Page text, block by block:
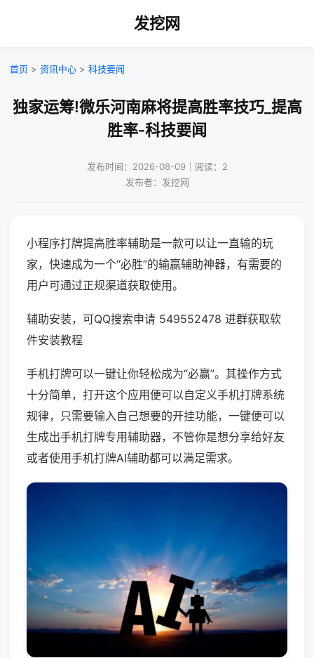
发挖网
首页 > 资讯中心 > 科技要闻
独家运筹!微乐河南麻将提高胜率技巧_提高
胜率-科技要闻
发布时间：2026-08-09｜阅读：2
发布者：发挖网
小程序打牌提高胜率辅助是一款可以让一直输的玩
家，快速成为一个“必胜”的输赢辅助神器，有需要的
用户可通过正规渠道获取使用。
辅助安装，可QQ搜索申请 549552478 进群获取软
件安装教程
手机打牌可以一键让你轻松成为“必赢”。其操作方式
十分简单，打开这个应用便可以自定义手机打牌系统
规律，只需要输入自己想要的开挂功能，一键便可以
生成出手机打牌专用辅助器，不管你是想分享给好友
或者使用手机打牌AI辅助都可以满足需求。